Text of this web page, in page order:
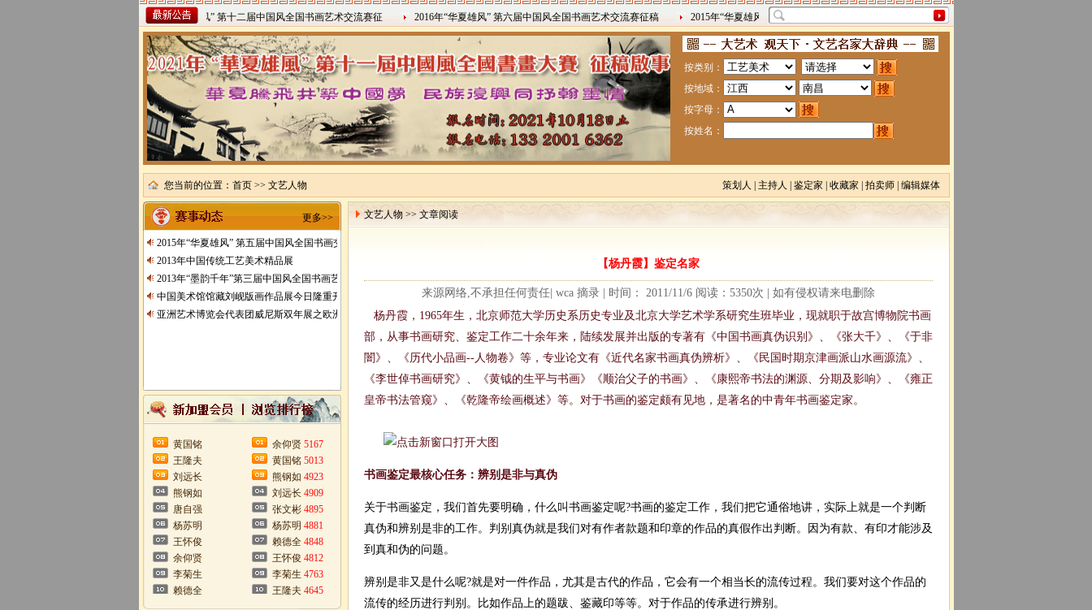
2022年“华夏雄风” 第十二届中国风全国书画艺术交流赛征
2021/8/15
2016年“华夏雄风” 第六届中国风全国书画艺术交流赛征稿
2016/8/27
2015年“华夏雄风” 第五届中国风全国书画交流赛暨纪念抗
日战争胜利70周年书画展7月28日起征稿2015/7/28
图”创作
按类别：
按地域：
按字母：
按姓名：
您当前的位置： 首页>> 文艺人物 策划人 主持人 鉴定家 收藏家 拍卖师| 编辑媒体
更多>>
2015年“华夏雄风” 第五届中国风全国书画交流赛暨纪念抗日战争胜利70周年书画展7月28日起征稿
2013年中国传统工艺美术精品展
2013年“墨韵千年”第三届中国风全国书画艺术交流赛征稿
中国美术馆馆藏刘岘版画作品展今日隆重开展
亚洲艺术博览会代表团威尼斯双年展之欧洲行
黄国铭
王隆夫
刘远长
熊钢如
唐自强
杨苏明
王怀俊
余仰贤
李菊生
赖德全
余仰贤 5167
黄国铭 5013
熊钢如 4923
刘远长 4909
张文彬 4895
杨苏明 4881
赖德全 4848
王怀俊 4812
李菊生 4763
王隆夫 4645
文艺人物 >> 文章阅读
【杨丹霞】鉴定名家
来源网络,不承担任何责任| wca 摘录 | 时间： 2011/11/6 阅读：5350次 | 如有侵权请来电删除
杨丹霞，1965年生，北京师范大学历史系历史专业及北京大学艺术学系研究生班毕业，现就职于故宫博物院书画
部，从事书画研究、鉴定工作二十余年来，陆续发展并出版的专著有《中国书画真伪识别》、《张大千》、《于非
闇》、《历代小品画--人物卷》等，专业论文有《近代名家书画真伪辨析》、《民国时期京津画派山水画源流》、
《李世倬书画研究》、《黄钺的生平与书画》《顺治父子的书画》、《康熙帝书法的渊源、分期及影响》、《雍正
皇帝书法管窥》、《乾隆帝绘画概述》等。对于书画的鉴定颇有见地，是著名的中青年书画鉴定家。
书画鉴定最核心任务：辨别是非与真伪
关于书画鉴定，我们首先要明确，什么叫书画鉴定呢?书画的鉴定工作，我们把它通俗地讲，实际上就是一个判断
真伪和辨别是非的工作。判别真伪就是我们对有作者款题和印章的作品的真假作出判断。因为有款、有印才能涉及
到真和伪的问题。
辨别是非又是什么呢?就是对一件作品，尤其是古代的作品，它会有一个相当长的流传过程。我们要对这个作品的
流传的经历进行判别。比如作品上的题跋、鉴藏印等等。对于作品的传承进行辨别。